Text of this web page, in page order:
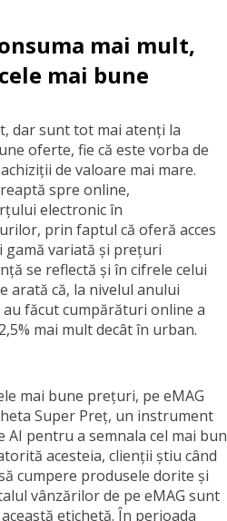
mai mult,
mai bune
dar sunt tot mai atenți la
oferte, fie că este vorba de
de valoare mai mare.
spre online,
electronic în
prin faptul că oferă acces
gamă variată și prețuri
se reflectă și în cifrele celui
arată că, la nivelul anului
făcut cumpărături online a
mai mult decât în urban.
mai bune prețuri, pe eMAG
Super Preț, un instrument
pentru a semnala cel mai bun
acesteia, clienții știu când
cumpere produsele dorite și
vânzărilor de pe eMAG sunt
etichetă. În perioada